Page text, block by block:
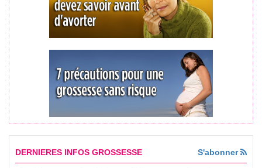
DERNIERES INFOS GROSSESSE S'abonner